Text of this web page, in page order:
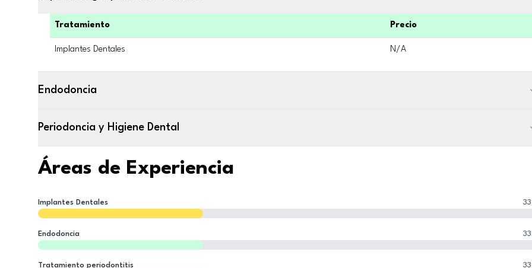
Tratamiento Precio
Implantes Dentales N/A
Endodoncia
Periodoncia y Higiene Dental
Áreas de Experiencia
Implantes Dentales 33
Endodoncia 33
Tratamiento periodontitis 33